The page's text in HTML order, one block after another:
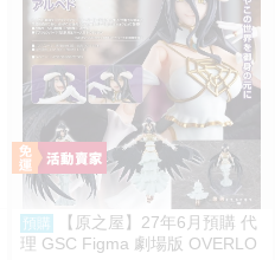
預購
【原之屋】27年6月預購 代
理 GSC Figma 劇場版 OVERLO